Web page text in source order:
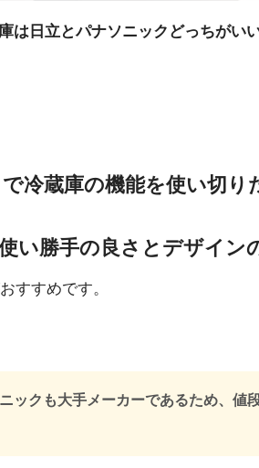
は日立とパナソニックどっちがい
冷蔵庫の機能を使い切り
い勝手の良さとデザイン
すすめです。
ックも大手メーカーであるため、値